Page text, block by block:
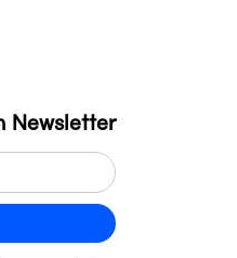
Newsletter